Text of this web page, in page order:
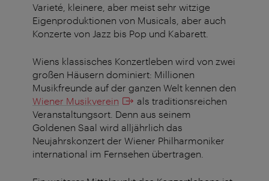
Varieté, kleinere, aber meist sehr witzige
Eigenproduktionen von Musicals, aber auch
Konzerte von Jazz bis Pop und Kabarett.
Wiens klassisches Konzertleben wird von zwei
großen Häusern dominiert: Millionen
Musikfreunde auf der ganzen Welt kennen den
Wiener Musikverein
als traditionsreichen
Veranstaltungsort. Denn aus seinem
Goldenen Saal wird alljährlich das
Neujahrskonzert der Wiener Philharmoniker
international im Fernsehen übertragen.